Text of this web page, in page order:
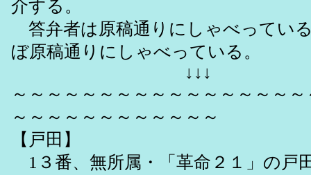
介する。
答弁者は原稿通りにしゃべってい
ぼ原稿通りにしゃべっている。
↓↓↓
～～～～～～～～～～～～～～～～
～～～～～～～～～～～～
【戸田】
1３番、無所属・「革命２１」の戸